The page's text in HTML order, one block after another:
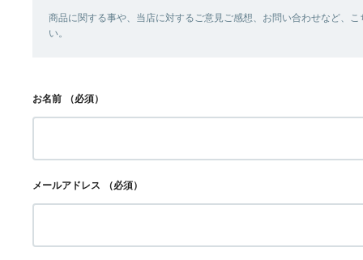
商品に関する事や、当店に対するご意見ご感想、お問い合わせなど、
い。
お名前 （必須）
メールアドレス （必須）